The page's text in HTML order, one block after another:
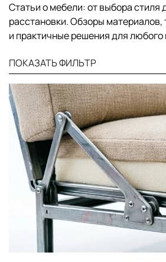
Статьи о мебели: от выбора стиля
расстановки. Обзоры
и практичные решения для любого
ПОКАЗАТЬ ФИЛЬТР